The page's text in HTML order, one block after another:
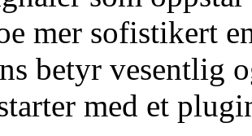
mer sofistikert
betyr vesentlig
med et